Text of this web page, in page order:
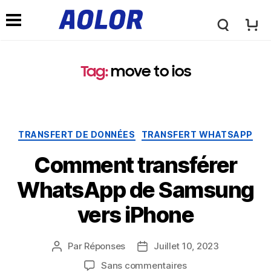
L
o
A
o
Tag: move to ios
TRANSFERT DE DONNÉES TRANSFERT WHATSAPP
Comment transférer
WhatsApp de Samsung
vers iPhone
Par Réponses
Juillet 10, 2023
Sans commentaires